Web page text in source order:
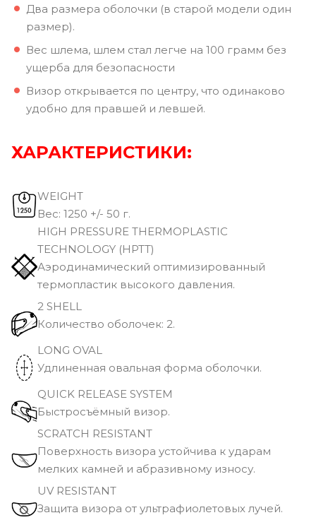
Два размера оболочки (в старой модели один
размер).
Вес шлема, шлем стал легче на 100 грамм без
ущерба для безопасности
Визор открывается по центру, что одинаково
удобно для правшей и левшей.
ХАРАКТЕРИСТИКИ:
WEIGHT
Вec: 1250 +/- 50 г.
HIGH PRESSURE THERMOPLASTIC
TECHNOLOGY (HPTT)
Аэродинамический оптимизированный
термопластик высокого давления.
2 SHELL
Количество оболочек: 2.
LONG OVAL
Удлиненная овальная форма оболочки.
QUICK RELEASE SYSTEM
Быстросъёмный визор.
SCRATCH RESISTANT
Поверхность визора устойчива к ударам
мелких камней и абразивному износу.
UV RESISTANT
Защита визора от ультрафиолетовых лучей.